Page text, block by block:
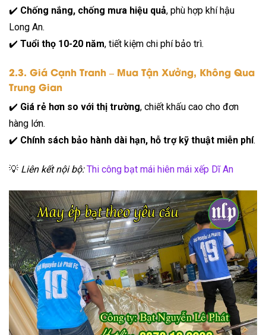
✔️ Chống nắng, chống mưa hiệu quả, phù hợp khí hậu
Long An.
✔️ Tuổi thọ 10-20 năm, tiết kiệm chi phí bảo trì.
2.3. Giá Cạnh Tranh – Mua Tận Xưởng, Không Qua
Trung Gian
✔️ Giá rẻ hơn so với thị trường, chiết khấu cao cho đơn
hàng lớn.
✔️ Chính sách bảo hành dài hạn, hỗ trợ kỹ thuật miễn phí.
💡 Liên kết nội bộ: Thi công bạt mái hiên mái xếp Dĩ An